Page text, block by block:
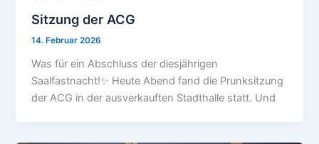
Sitzung der ACG
14. Februar 2026
Was für ein Abschluss der diesjährigen
Saalfastnacht!✨ Heute Abend fand die Prunksitzung
der ACG in der ausverkauften Stadthalle statt. Und